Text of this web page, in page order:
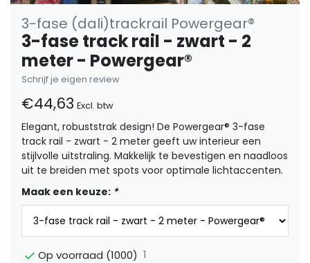
3-fase (dali)trackrail Powergear®
3-fase track rail - zwart - 2
meter - Powergear®
Schrijf je eigen review
€44,63 Excl. btw
Elegant, robuststrak design! De Powergear® 3-fase
track rail - zwart - 2 meter geeft uw interieur een
stijlvolle uitstraling. Makkelijk te bevestigen en naadloos
uit te breiden met spots voor optimale lichtaccenten.
Maak een keuze: *
Op voorraad (1000) 1